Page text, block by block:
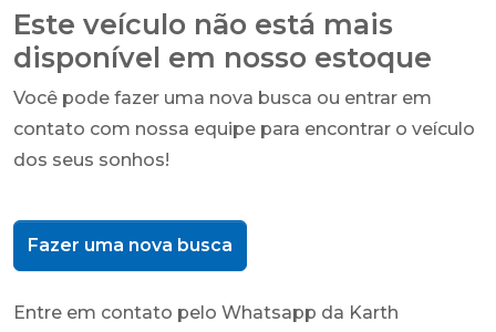
Este veículo não está mais
disponível em nosso estoque
Você pode fazer uma nova busca ou entrar em
contato com nossa equipe para encontrar o veículo
dos seus sonhos!
Fazer uma nova busca
Entre em contato pelo Whatsapp da Karth